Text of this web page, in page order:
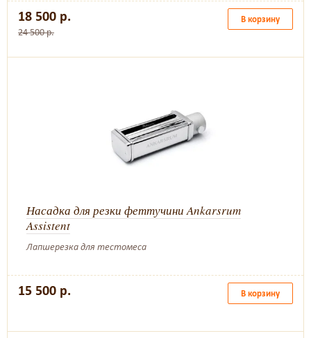
18 500 р.
24 500 р.
В корзину
Насадка для резки феттучини Ankarsrum
Assistent
Лапшерезка для тестомеса
15 500 р. В корзину